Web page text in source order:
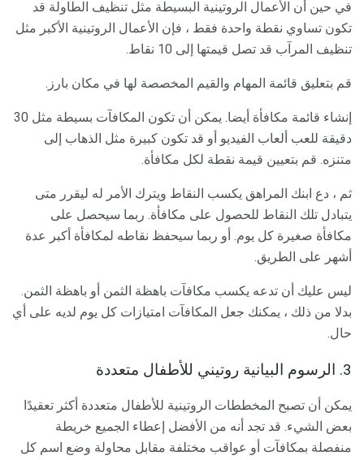
في حين أن الأعمال الروتينية البسيطة مثل تنظيف الطاولة قد
تكون تساوي نقطة واحدة فقط ، فإن الأعمال الروتينية الأكبر مثل
تنظيف المرآب قد تصل قيمتها إلى 10 نقاط.
قم بتعليق قائمة المهام والقيم المخصصة لها في مكان بارز.
إنشاء قائمة مكافأة أيضا. يمكن أن تكون المكافآت بسيطة مثل 30
دقيقة للعب ألعاب الفيديو أو قد تكون كبيرة مثل الذهاب إلى
متنزه. قم بتعيين قيمة نقطة لكل مكافأة.
ثم ، دع ابنك المراهق يكسب النقاط ويترك الأمر له ليقرر متى
يتبادل تلك النقاط للحصول على مكافأة. ربما سيحصل على
مكافأة صغيرة كل يوم. أو ربما سيحفظ نقاطه لمكافأة أكبر عدة
أشهر على الطريق.
ليس عليك أن تدعه يكسب مكافآت باهظة الثمن أو باهظة الثمن.
بدلا من ذلك ، يمكنك جعل المكافآت امتيازات كل يوم لديه على أي
حال.
3. الرسوم البيانية روتيني للأطفال متعددة
يمكن أن تصبح المخططات الروتينية للأطفال متعددة أكثر تعقيدًا
بعض الشيء. قد تجد أنه من الأفضل إعطاء الجميع خريطة
منفصلة بمكافآت أو عواقب مختلفة مقابل محاولة وضع اسم كل